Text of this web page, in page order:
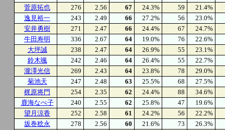
菅原拓也
276 2.56 67 24.3% 59
21.4%
逸見裕一
243 2.49 66 27.2% 56
23.0%
安井勇樹
271 2.47 66 24.4% 67
24.7%
牛田寿明
336 2.67 64 19.0% 76
22.6%
大坪誠
238 2.47 64 26.9% 55
23.1%
鈴木颯
242 2.46 64 26.4% 55
22.7%
瀧澤光信
269 2.43 64 23.8% 78
29.0%
菊池天
247 2.48 63 25.5% 68
27.5%
梶原将門
254 2.35 62 24.4% 88
34.6%
鹿海なべ子
240 2.55 62 25.8% 47
19.6%
望月涼香
252 2.58 61 24.2% 56
22.2%
坂巻稔永
278 2.56 60 21.6% 73
26.3%